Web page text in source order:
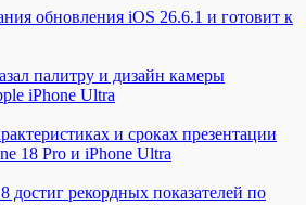
обновления iOS 26.6.1 и готовит к
палитру и дизайн камеры
iPhone Ultra
и сроках презентации
18 Pro и iPhone Ultra
достиг рекордных показателей по